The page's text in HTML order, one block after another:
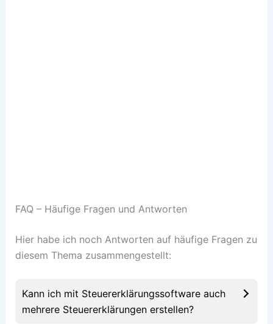
FAQ – Häufige Fragen und Antworten
Hier habe ich noch Antworten auf häufige Fragen zu
diesem Thema zusammengestellt:
Kann ich mit Steuererklärungssoftware auch
mehrere Steuererklärungen erstellen?